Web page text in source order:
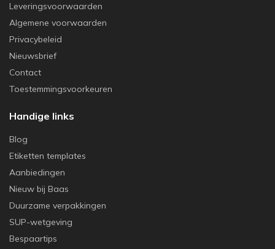
Leveringsvoorwaarden
Algemene voorwaarden
Privacybeleid
Nieuwsbrief
Contact
Toestemmingsvoorkeuren
Handige links
Blog
Etiketten templates
Aanbiedingen
Nieuw bij Baas
Duurzame verpakkingen
SUP-wetgeving
Bespaartips